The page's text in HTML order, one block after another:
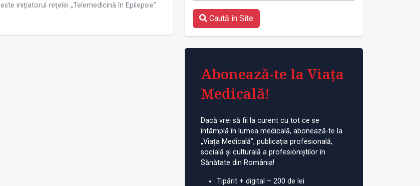
este iniţiatorul reţelei „Telemedicină în Epilepsie”.
Caută în Site
Abonează-te la Viața
Medicală!
Dacă vrei să fii la curent cu tot ce se
întâmplă în lumea medicală, abonează-te la
„Viața Medicală”, publicația profesională,
socială și culturală a profesioniștilor în
Sănătate din România!
Tipărit + digital – 200 de lei